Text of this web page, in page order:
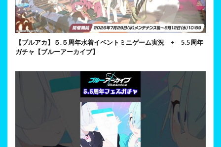
【ブルアカ】５.５周年水着イベントミニゲーム実況 + 5.5周年
ガチャ【ブルーアーカイブ】